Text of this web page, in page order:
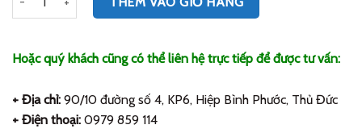
Hoặc quý khách cũng có thể liên hệ trực tiếp để được tư vấn:
+ Địa chỉ: 90/10 đường số 4, KP6, Hiệp Bình Phước, Thủ Đức
+ Điện thoại: 0979 859 114